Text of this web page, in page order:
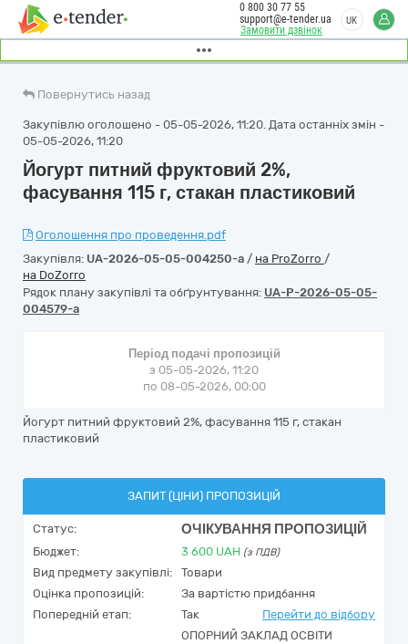
Замовити дзвінок
0 800 30 77 55
support@e-tender.ua
UK
Повернутись назад
Закупівлю оголошено - 05-05-2026, 11:20. Дата останніх змін -
05-05-2026, 11:20
Йогурт питний фруктовий 2%,
фасування 115 г, стакан пластиковий
Оголошення про проведення.pdf
Закупівля: UA-2026-05-05-004250-a / на ProZorro /
на DoZorro
Рядок плану закупівлі та обґрунтування: UA-P-2026-05-05-
004579-a
Період подачі пропозицій
з 05-05-2026, 11:20
по 08-05-2026, 00:00
Йогурт питний фруктовий 2%, фасування 115 г, стакан
пластиковий
ЗАПИТ (ЦІНИ) ПРОПОЗИЦІЙ
Статус: ОЧІКУВАННЯ ПРОПОЗИЦІЙ
Бюджет: 3 600 UAH (з ПДВ)
Вид предмету закупівлі:
Товари
Оцінка пропозицій:
За вартістю придбання
Попередній етап:
Так Перейти до відбору
ОПОРНИЙ ЗАКЛАД ОСВІТИ